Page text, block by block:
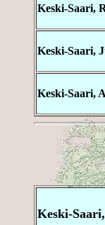
Keski-Saari,
Keski-Saari,
Keski-Saari,
Keski-